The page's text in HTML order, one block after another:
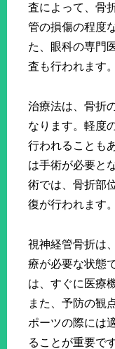
査によって、骨
管の損傷の程度
た、眼科の専門
査も行われます。
治療法は、骨折
なります。軽度
行われることも
は手術が必要と
術では、骨折部
復が行われます。
視神経管骨折は
療が必要な状態
は、すぐに医療
また、予防の観
ポーツの際には
ることが重要です